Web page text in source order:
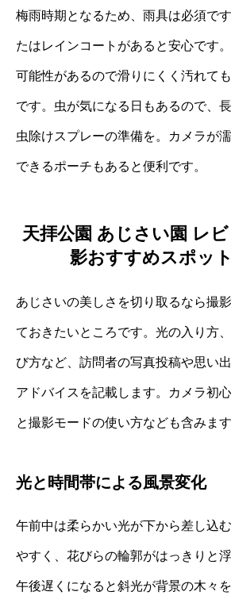
梅雨時期となるため、雨具は必須で
たはレインコートがあると安心です
可能性があるので滑りにくく汚れて
です。虫が気になる日もあるので、
虫除けスプレーの準備を。カメラが
できるポーチもあると便利です。
天拝公園 あじさい園 レ
影おすすめスポッ
あじさいの美しさを切り取るなら撮
ておきたいところです。光の入り方
び方など、訪問者の写真投稿や思い
アドバイスを記載します。カメラ初
と撮影モードの使い方なども含みます
光と時間帯による風景変化
午前中は柔らかい光が下から差し込
やすく、花びらの輪郭がはっきりと
午後遅くになると斜光が背景の木々